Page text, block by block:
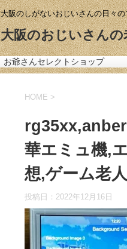
大阪のしがないおじいさんの日々
大阪のおじいさん
お爺さんセレクトショップ
HOME >
華エミュ機,
想,ゲーム老
投稿日： 2022年12月16日